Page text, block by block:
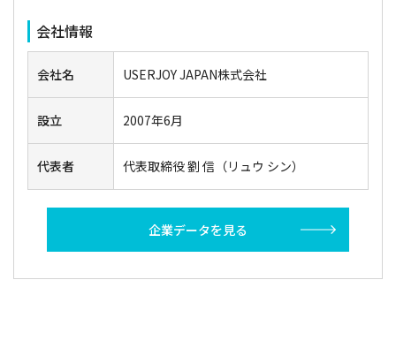
会社情報
会社名 USERJOY JAPAN株式会社
設立 2007年6月
代表者 代表取締役 劉 信（リュウ シン）
企業データを見る